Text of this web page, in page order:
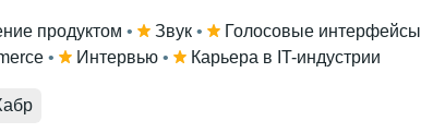
продуктом • Звук • Голосовые интерфейсы
• Интервью • Карьера в IT-индустрии